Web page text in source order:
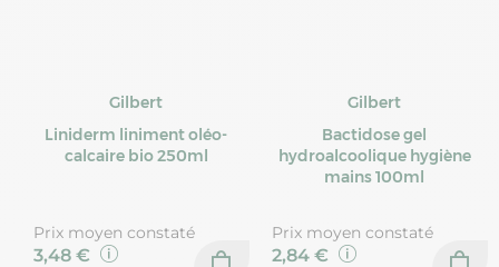
Gilbert
Liniderm liniment oléo-
calcaire bio 250ml
Prix moyen constaté
3,48 €
Gilbert
Bactidose gel
hydroalcoolique hygiène
mains 100ml
Prix moyen constaté
2,84 €